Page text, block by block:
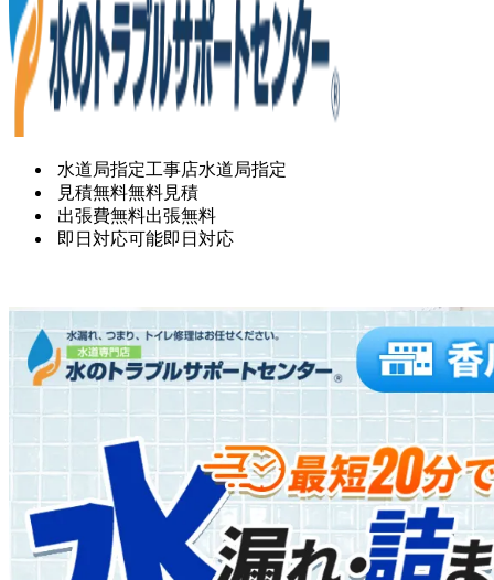
水道局指定工事店水道局指定
見積無料無料見積
出張費無料出張無料
即日対応可能即日対応